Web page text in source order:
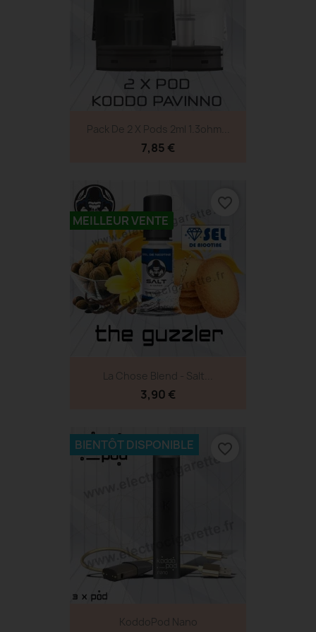
Pack De 2 X Pods 2ml 1.3ohm...
7,85 €
La Chose Blend - Salt...
MEILLEUR VENTE
3,90 €
favorite_border
KoddoPod Nano
BIENTÔT DISPONIBLE favorite_border